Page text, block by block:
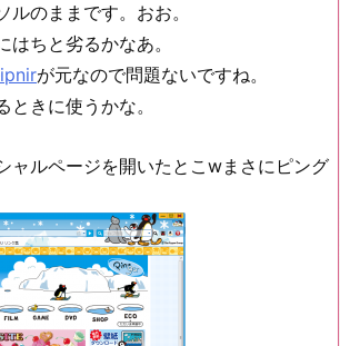
ルのままです。おお。
ちと劣るかなあ。
が元なので問題ないですね。
きに使うかな。
ャルページを開いたとこwまさにピング